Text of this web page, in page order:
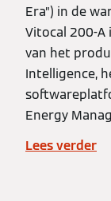
Era”) in de
Vitocal 200-
van het
Intelligence,
Energy
Lees verder